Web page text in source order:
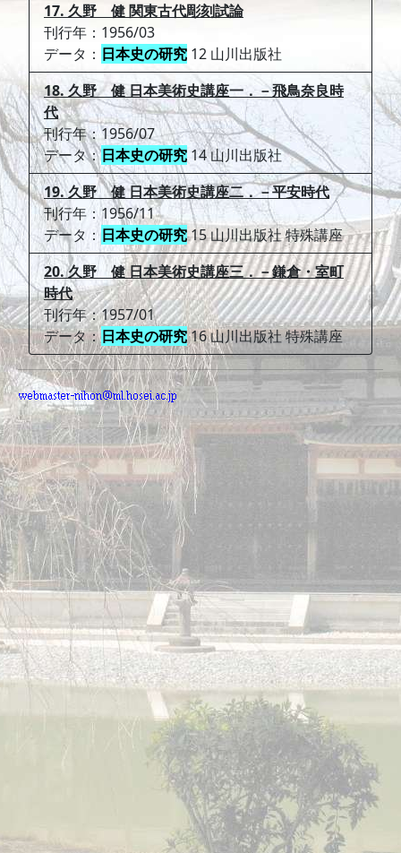
17. 久野 健 関東古代彫刻試論
刊行年：1956/03
データ： 日本史の研究 12 山川出版社
18. 久野 健 日本美術史講座一．－飛鳥奈良時
代
刊行年：1956/07
データ：日本史の研究 14 山川出版社
19. 久野 健 日本美術史講座二．－平安時代
刊行年：1956/11
データ：日本史の研究15 山川出版社 特殊講座
20. 久野 健 日本美術史講座三．－鎌倉・室町
時代
刊行年：1957/01
データ：日本史の研究16 山川出版社 特殊講座